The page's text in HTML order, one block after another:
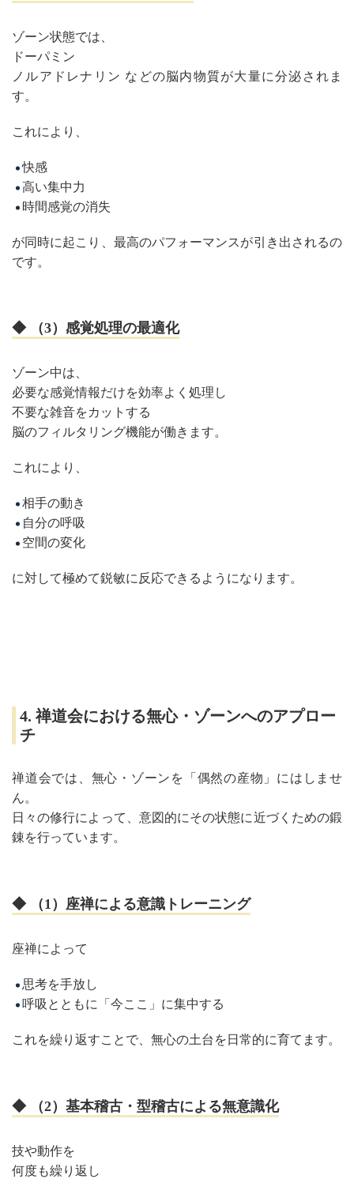
ゾーン状態では、
ドーパミン
ノルアドレナリン などの脳内物質が大量に分泌されま
す。
これにより、
快感
高い集中力
時間感覚の消失
が同時に起こり、最高のパフォーマンスが引き出されるの
です。
◆ （3）感覚処理の最適化
ゾーン中は、
必要な感覚情報だけを効率よく処理し
不要な雑音をカットする
脳のフィルタリング機能が働きます。
これにより、
相手の動き
自分の呼吸
空間の変化
に対して極めて鋭敏に反応できるようになります。
4. 禅道会における無心・ゾーンへのアプロー
チ
禅道会では、無心・ゾーンを「偶然の産物」にはしませ
ん。
日々の修行によって、意図的にその状態に近づくための鍛
錬を行っています。
◆ （1）座禅による意識トレーニング
座禅によって
思考を手放し
呼吸とともに「今ここ」に集中する
これを繰り返すことで、無心の土台を日常的に育てます。
◆ （2）基本稽古・型稽古による無意識化
技や動作を
何度も繰り返し